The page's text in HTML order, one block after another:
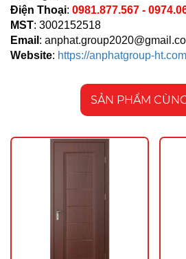
Điện Thoại: 0981.877.567 -
MST: 3002152518
Email :
Website: https://anphatgroup-ht.com
SẢN PHẨM